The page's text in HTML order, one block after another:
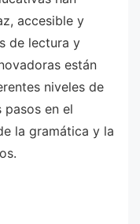
accesible y
de lectura y
están
niveles de
pasos en el
la gramática y la